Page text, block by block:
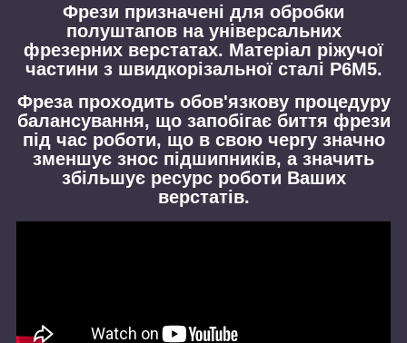
Фрези призначені для обробки
полуштапов на універсальних
фрезерних верстатах. Матеріал ріжучої
частини з швидкорізальної сталі Р6М5.
Фреза проходить обов'язкову процедуру
балансування, що запобігає биття фрези
під час роботи, що в свою чергу значно
зменшує знос підшипників, а значить
збільшує ресурс роботи Ваших
верстатів.